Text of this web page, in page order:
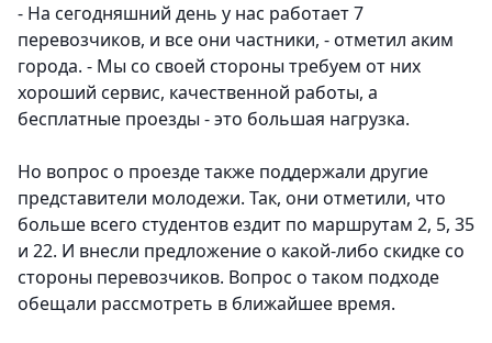
- На сегодняшний день у нас работает 7
перевозчиков, и все они частники, - отметил аким
города. - Мы со своей стороны требуем от них
хороший сервис, качественной работы, а
бесплатные проезды - это большая нагрузка.
Но вопрос о проезде также поддержали другие
представители молодежи. Так, они отметили, что
больше всего студентов ездит по маршрутам 2, 5, 35
и 22. И внесли предложение о какой-либо скидке со
стороны перевозчиков. Вопрос о таком подходе
обещали рассмотреть в ближайшее время.